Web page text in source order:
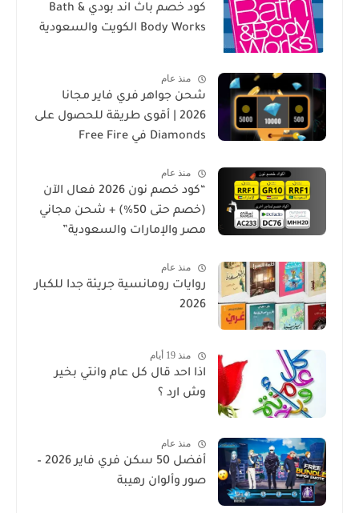
كود خصم باث اند بودي Bath &
Body Works الكويت والسعودية
منذ عام
شحن جواهر فري فاير مجانا
2026 | أقوى طريقة للحصول على
Diamonds في Free Fire
منذ عام
“كود خصم نون 2026 فعال الآن
(خصم حتى 50%) + شحن مجاني
مصر والإمارات والسعودية”
منذ عام
روايات رومانسية جريئة جدا للكبار
2026
منذ 19 أيام
اذا احد قال كل عام وانتي بخير
وش ارد ؟
منذ عام
أفضل 50 سكن فري فاير 2026 –
صور وألوان رهيبة